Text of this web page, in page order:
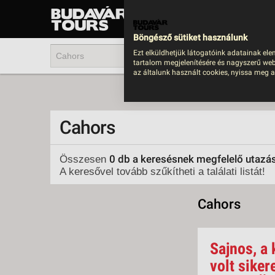
UTAZÁS
Cahors
Összesen 0 db a keresésnek megfelelő
A keresővel tovább szűkítheti a találati listát!
Cahors
Sajnos, a
volt
Böngésző sütiket használunk
Ezt elküldhetjük látogatóink adatainak
tartalom megjelenítésére és nagyszerű
az általunk használt cookies, nyissa meg